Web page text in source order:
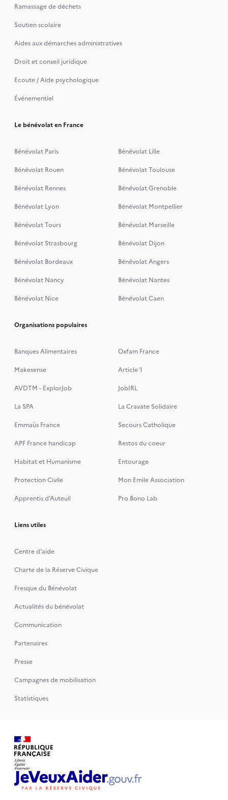
Ramassage de déchets
Soutien scolaire
Aides aux démarches administratives
Droit et conseil juridique
Ecoute / Aide psychologique
Événementiel
Le bénévolat en France
Bénévolat Paris
Bénévolat Lille
Bénévolat Rouen
Bénévolat Toulouse
Bénévolat Rennes
Bénévolat Grenoble
Bénévolat Lyon
Bénévolat Montpellier
Bénévolat Tours
Bénévolat Marseille
Bénévolat Strasbourg
Bénévolat Dijon
Bénévolat Bordeaux
Bénévolat Angers
Bénévolat Nancy
Bénévolat Nantes
Bénévolat Nice
Bénévolat Caen
Organisations populaires
Banques Alimentaires
Oxfam France
Makesense
Article 1
AVDTM - ExplorJob
JobIRL
La SPA
La Cravate Solidaire
Emmaüs France
Secours Catholique
APF France handicap
Restos du coeur
Habitat et Humanisme
Entourage
Protection Civile
Mon Emile Association
Apprentis d’Auteuil
Pro Bono Lab
Liens utiles
Centre d'aide
Charte de la Réserve Civique
Fresque du Bénévolat
Actualités du bénévolat
Communication
Partenaires
Presse
Campagnes de mobilisation
Statistiques